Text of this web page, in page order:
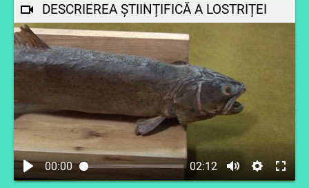
DESCRIEREA ȘTIINȚIFICĂ A LOSTRIȚEI
00:00 02:12